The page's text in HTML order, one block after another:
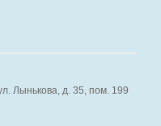
Лынькова, д. 35, пом. 199